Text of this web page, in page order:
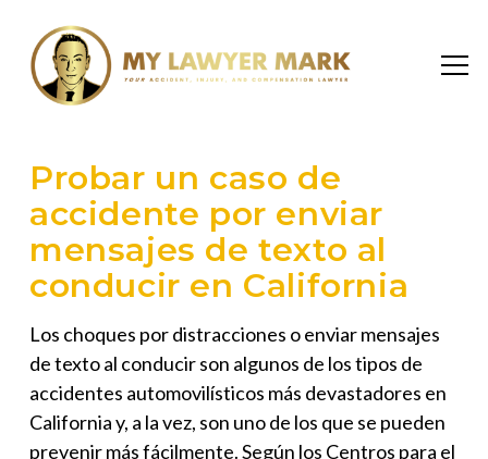
Probar un caso de
accidente por enviar
mensajes de texto al
conducir en California
Los choques por distracciones o enviar mensajes
de texto al conducir son algunos de los tipos de
accidentes automovilísticos más devastadores en
California y, a la vez, son uno de los que se pueden
prevenir más fácilmente. Según los Centros para el